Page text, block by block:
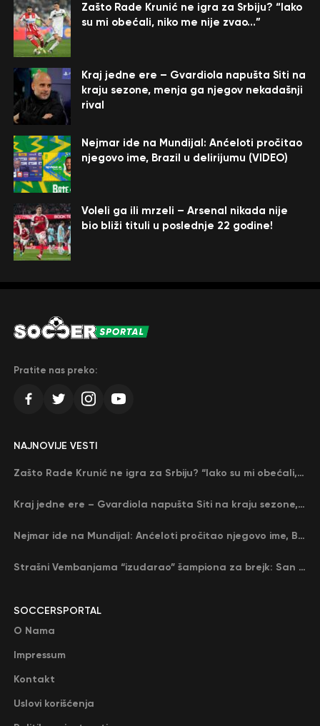
Zašto Rade Krunić ne igra za Srbiju? “Iako
su mi obećali, niko me nije zvao…”
Kraj jedne ere – Gvardiola napušta Siti na
kraju sezone, menja ga njegov nekadašnji
rival
Nejmar ide na Mundijal: Anćeloti pročitao
njegovo ime, Brazil u delirijumu (VIDEO)
Voleli ga ili mrzeli – Arsenal nikada nije
bio bliži tituli u poslednje 22 godine!
Pratite nas preko:
SOCCERSPORTAL
O Nama
Impressum
Kontakt
Uslovi korišćenja
NAJNOVIJE VESTI
Zašto Rade Krunić ne igra za Srbiju? “Iako su mi obećali, niko me nije zvao…”
Kraj jedne ere – Gvardiola napušta Siti na kraju sezone, menja ga njegov nekadašnji rival
Nejmar ide na Mundijal: Anćeloti pročitao njegovo ime, Brazil u delirijumu (VIDEO)
Strašni Vembanjama “izudarao” šampiona za brejk: San Antonio poveo protiv Oklahome